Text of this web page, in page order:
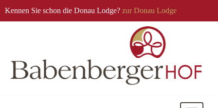
Kennen Sie schon die Donau Lodge? zur Donau Lodge